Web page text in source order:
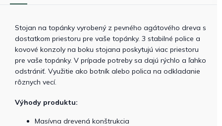
Stojan na topánky vyrobený z pevného agátového dreva s
dostatkom priestoru pre vaše topánky. 3 stabilné police a
kovové konzoly na boku stojana poskytujú viac priestoru
pre vaše topánky. V prípade potreby sa dajú rýchlo a ľahko
odstrániť. Využitie ako botník alebo polica na odkladanie
rôznych vecí.
Výhody produktu:
Masívna drevená konštrukcia